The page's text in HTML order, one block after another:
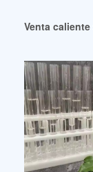
Venta